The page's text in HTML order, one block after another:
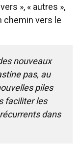
», « autres »,
chemin vers le
nouveaux
pas, au
piles
faciliter les
dans